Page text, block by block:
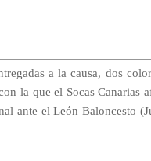
a la causa, dos
la que el Socas Canarias
ante el León Baloncesto